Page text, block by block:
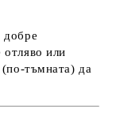
добре
отляво или
тъмната) да